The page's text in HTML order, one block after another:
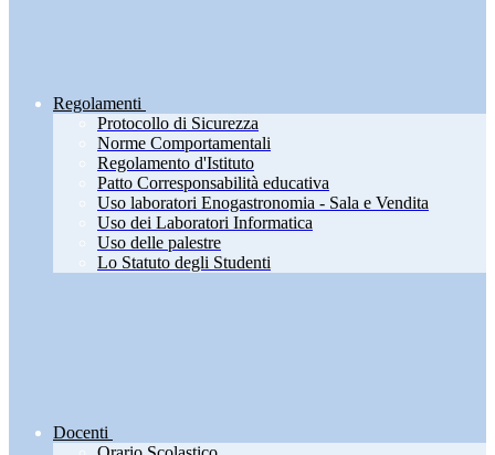
Regolamenti
Protocollo di Sicurezza
Norme Comportamentali
Regolamento d'Istituto
Patto Corresponsabilità educativa
Uso laboratori Enogastronomia - Sala e Vendita
Uso dei Laboratori Informatica
Uso delle palestre
Lo Statuto degli Studenti
Docenti